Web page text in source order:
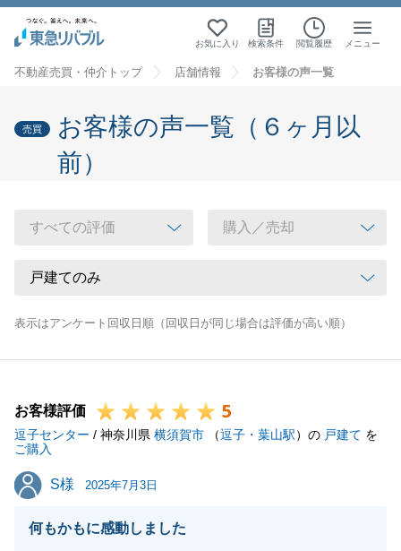
お気に入り 検索条件 閲覧履歴 メニュー
不動産売買・仲介トップ 店舗情報 お客様の声一覧
売買
お客様の声一覧（６ヶ月以
前）
表示はアンケート回収日順（回収日が同じ場合は評価が高い順）
お客様評価 5
逗子センター / 神奈川県 横須賀市 （逗子・葉山駅）の 戸建て を
ご購入
S様
S様 2025年7月3日
何もかもに感動しました